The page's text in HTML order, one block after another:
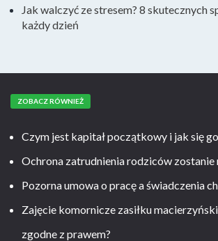
Jak walczyć ze stresem? 8 skutecznych
każdy dzień
ZOBACZ RÓWNIEŻ
Czym jest kapitał początkowy i jak się
Ochrona zatrudnienia rodziców zostanie
Pozorna umowa o pracę a świadczenia
Zajęcie komornicze zasiłku
zgodne z prawem?